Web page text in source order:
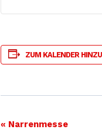
ZUM KALENDER
« Narrenmesse